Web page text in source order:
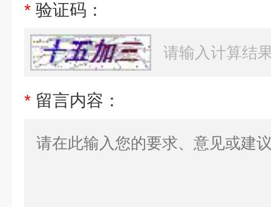
* 验证码：
* 留言内容：